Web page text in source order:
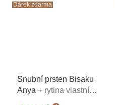
Dárek zdarma
Snubní prsten Bisaku
Anya + rytina vlastního
textu na oba prsteny*